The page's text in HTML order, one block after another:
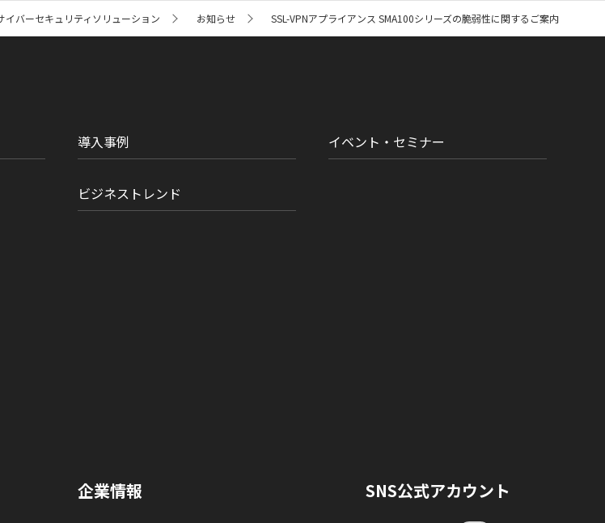
イバーセキュリティソリューション お知らせ SSL-VPNアプライアンス SMA100シリーズの脆弱性に関するご案内
導入事例
ビジネストレンド
イベント・セミナー
企業情報 SNS公式アカウント